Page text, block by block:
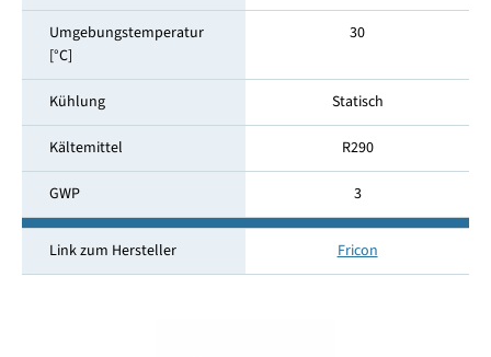
Umgebungstemperatur
[°C]
30
Kühlung Statisch
Kältemittel R290
GWP 3
Link zum Hersteller Fricon